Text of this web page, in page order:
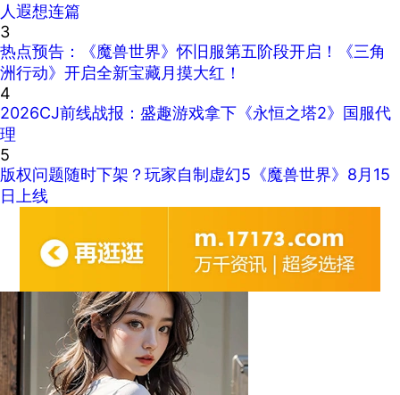
人遐想连篇
3
热点预告：《魔兽世界》怀旧服第五阶段开启！《三角
洲行动》开启全新宝藏月摸大红！
4
2026CJ前线战报：盛趣游戏拿下《永恒之塔2》国服代
理
5
版权问题随时下架？玩家自制虚幻5《魔兽世界》8月15
日上线